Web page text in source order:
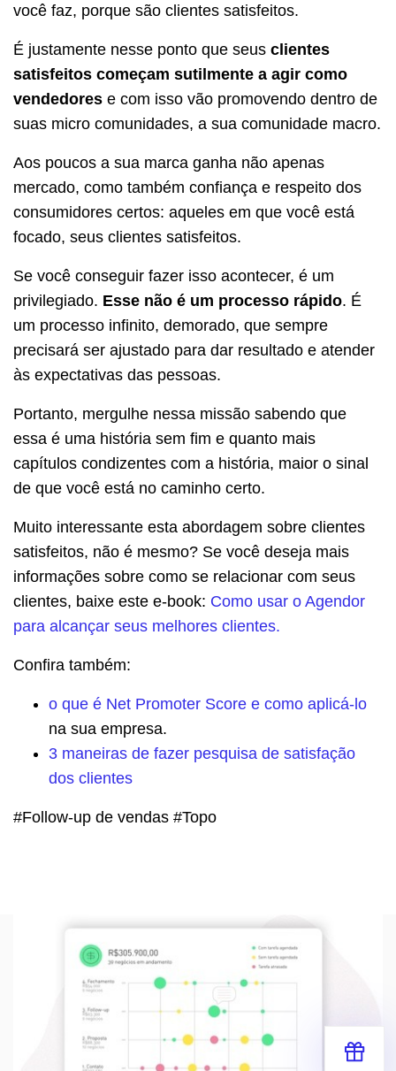
você faz, porque são clientes satisfeitos.
É justamente nesse ponto que seus clientes
satisfeitos começam sutilmente a agir como
vendedores e com isso vão promovendo dentro de
suas micro comunidades, a sua comunidade macro.
Aos poucos a sua marca ganha não apenas
mercado, como também confiança e respeito dos
consumidores certos: aqueles em que você está
focado, seus clientes satisfeitos.
Se você conseguir fazer isso acontecer, é um
privilegiado. Esse não é um processo rápido. É
um processo infinito, demorado, que sempre
precisará ser ajustado para dar resultado e atender
às expectativas das pessoas.
Portanto, mergulhe nessa missão sabendo que
essa é uma história sem fim e quanto mais
capítulos condizentes com a história, maior o sinal
de que você está no caminho certo.
Muito interessante esta abordagem sobre clientes
satisfeitos, não é mesmo? Se você deseja mais
informações sobre como se relacionar com seus
clientes, baixe este e-book: Como usar o Agendor
para alcançar seus melhores clientes.
Confira também:
o que é Net Promoter Score e como aplicá-lo
na sua empresa.
3 maneiras de fazer pesquisa de satisfação
dos clientes
#Follow-up de vendas #Topo